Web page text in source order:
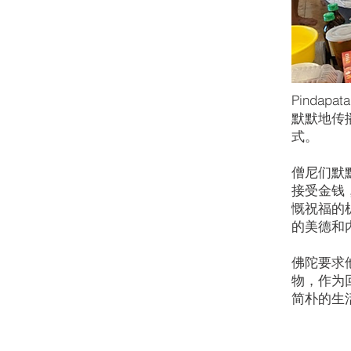
默默地传
式。
僧尼们默
接受金钱
慨祝福的
的美德和
佛陀要求
物，作为
简朴的生